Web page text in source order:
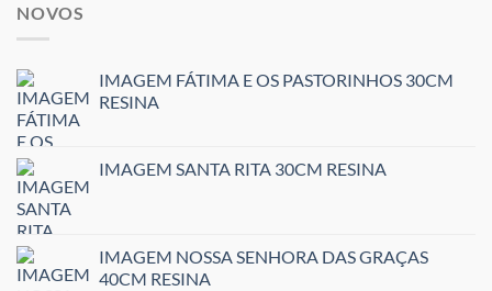
NOVOS
IMAGEM FÁTIMA E OS PASTORINHOS 30CM
RESINA
IMAGEM SANTA RITA 30CM RESINA
IMAGEM NOSSA SENHORA DAS GRAÇAS
40CM RESINA